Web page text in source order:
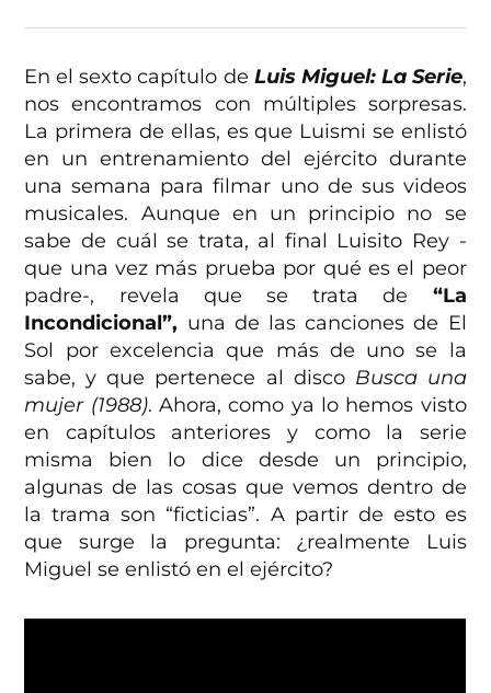
En el sexto capítulo de Luis Miguel: La Serie,
nos encontramos con múltiples sorpresas.
La primera de ellas, es que Luismi se enlistó
en un entrenamiento del ejército durante
una semana para filmar uno de sus videos
musicales. Aunque en un principio no se
sabe de cuál se trata, al final Luisito Rey -
que una vez más prueba por qué es el peor
padre-, revela que se trata de “La
Incondicional”, una de las canciones de El
Sol por excelencia que más de uno se la
sabe, y que pertenece al disco Busca una
mujer (1988). Ahora, como ya lo hemos visto
en capítulos anteriores y como la serie
misma bien lo dice desde un principio,
algunas de las cosas que vemos dentro de
la trama son “ficticias”. A partir de esto es
que surge la pregunta: ¿realmente Luis
Miguel se enlistó en el ejército?